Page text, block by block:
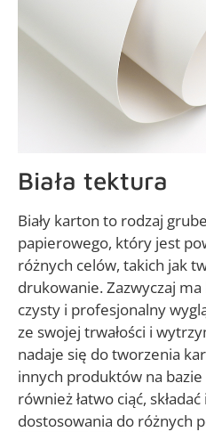
Biała tektura
Biały karton to rodzaj
papierowego, który jest
różnych celów, takich jak
drukowanie. Zazwyczaj
czysty i profesjonalny
ze swojej trwałości i
nadaje się do tworzenia
innych produktów na
również łatwo ciąć,
dostosowania do różnych